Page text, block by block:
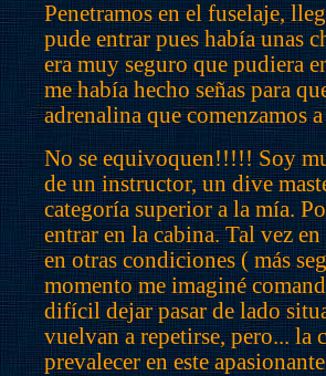
Penetramos en el fuselaje,
pude entrar pues había unas
era muy seguro que pudiera
me había hecho señas para
adrenalina que comenzamos
No se equivoquen!!!!! Soy
de un instructor, un dive
categoría superior a la mía.
entrar en la cabina. Tal vez
en otras condiciones ( más
momento me imaginé
difícil dejar pasar de lado
vuelvan a repetirse, pero... la
prevalecer en este